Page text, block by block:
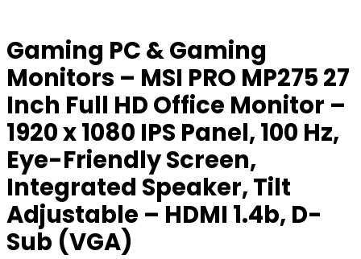
Gaming PC & Gaming
Monitors – MSI PRO MP275 27
Inch Full HD Office Monitor –
1920 x 1080 IPS Panel, 100 Hz,
Eye-Friendly Screen,
Integrated Speaker, Tilt
Adjustable – HDMI 1.4b, D-
Sub (VGA)